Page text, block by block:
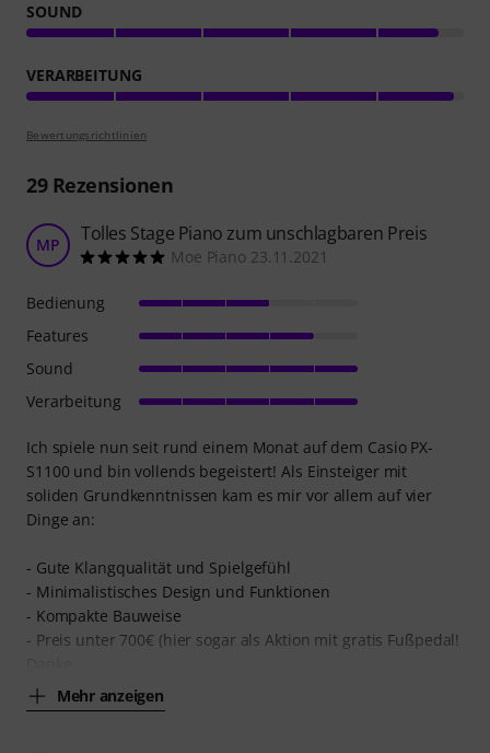
SOUND
VERARBEITUNG
Bewertungsrichtlinien
29Rezensionen
MP Tolles Stage Piano zum unschlagbaren Preis
Moe Piano 23.11.2021
Ich spiele nun seit rund einem Monat auf dem Casio PX-
S1100 und bin vollends begeistert! Als Einsteiger mit
soliden Grundkenntnissen kam es mir vor allem auf vier
Dinge an:
- Gute Klangqualität und Spielgefühl
- Minimalistisches Design und Funktionen
- Kompakte Bauweise
- Preis unter 700€ (hier sogar als Aktion mit gratis Fußpedal!
Mehr anzeigen
Bedienung
Features
Sound
Verarbeitung